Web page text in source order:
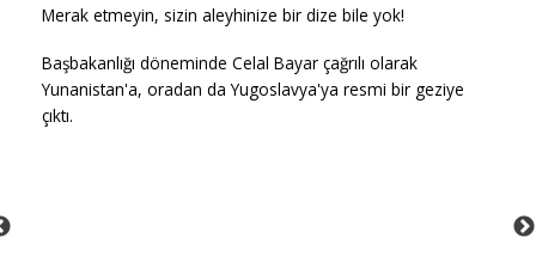
Merak etmeyin, sizin aleyhinize bir dize bile yok!
Başbakanlığı döneminde Celal Bayar çağrılı olarak
Yunanistan'a, oradan da Yugoslavya'ya resmi bir geziye
çıktı.